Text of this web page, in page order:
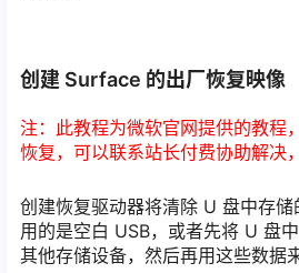
创建 Surface 的出厂恢复映像
注：此教程为微软官网提供的教程
恢复，可以联系站长付费协助解
创建恢复驱动器将清除 U 盘中存
用的是空白 USB，或者先将 U 盘
其他存储设备，然后再用这些数据